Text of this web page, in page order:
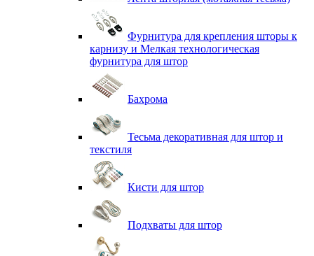
Фурнитура для крепления шторы к
карнизу и Мелкая технологическая
фурнитура для штор
Бахрома
Тесьма декоративная для штор и
текстиля
Кисти для штор
Подхваты для штор